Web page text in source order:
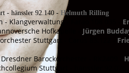
- hänssler 92.140 -Helmuth Rilling
Klangverwaltung - Farao 108 035 -
Hofkapelle - Jürgen
Stuttgart - Carus 83.122 -
Barockorchester - RK2409 -
Stuttgart - hänssler 92.076 -